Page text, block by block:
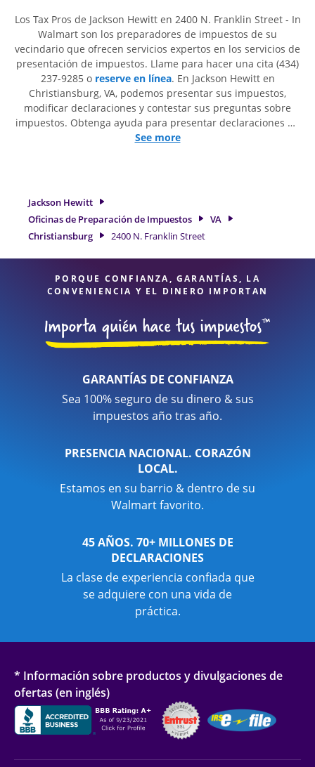
Los Tax Pros de Jackson Hewitt en 2400 N. Franklin Street - In
Walmart son ​​los preparadores de impuestos de su
vecindario que ofrecen servicios expertos en los servicios de
presentación de impuestos. Llame para hacer una cita (434)
237-9285 o reserve en línea. En Jackson Hewitt en
Christiansburg, VA, podemos presentar sus impuestos,
modificar declaraciones y contestar sus preguntas sobre
impuestos. Obtenga ayuda para presentar declaraciones de
impuestos simples o situaciones más complejas, como los
grande. Si necesita servicios de preparación de impuestos
en Christiansburg, VA, la ubicación de Jackson Hewitt en
2400 N. Franklin Street es una opción excelente. Con
nuestros expertos profesionales de impuestos, atención al
See more
Jackson Hewitt
Oficinas de Preparación de Impuestos
VA
Christiansburg
2400 N. Franklin Street
PORQUE CONFIANZA, GARANTÍAS, LA
CONVENIENCIA Y EL DINERO IMPORTAN
GARANTÍAS DE CONFIANZA
Sea 100% seguro de su dinero & sus
impuestos año tras año.
PRESENCIA NACIONAL. CORAZÓN
LOCAL.
Estamos en su barrio & dentro de su
Walmart favorito.
45 AÑOS. 70+ MILLONES DE
DECLARACIONES
La clase de experiencia confiada que
se adquiere con una vida de
práctica.
* Información sobre productos y divulgaciones de
ofertas (en inglés)